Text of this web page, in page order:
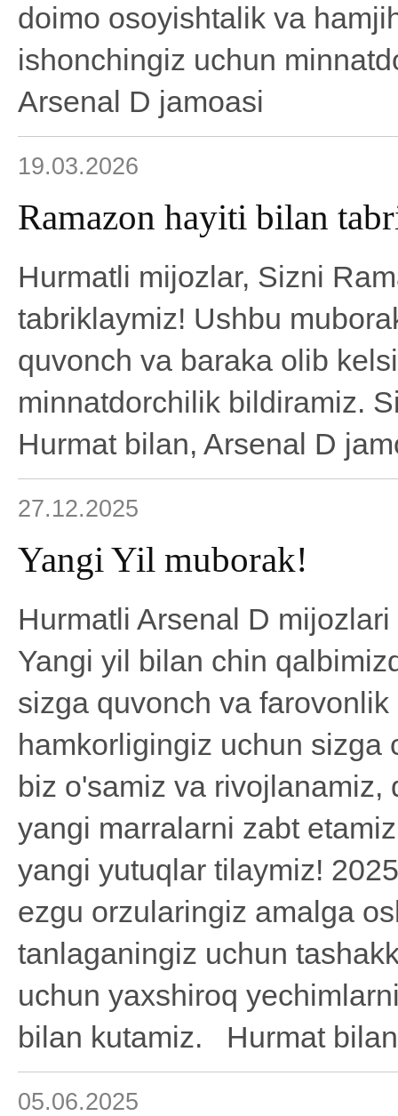
doimo osoyishtalik va
ishonchingiz uchun
Arsenal D jamoasi
19.03.2026
Ramazon hayiti bilan
Hurmatli mijozlar, Sizni
tabriklaymiz! Ushbu
quvonch va baraka olib
minnatdorchilik bildiramiz.
Hurmat bilan, Arsenal D
27.12.2025
Yangi Yil muborak!
Hurmatli Arsenal D
Yangi yil bilan chin
sizga quvonch va
hamkorligingiz uchun sizga
biz o'samiz va
yangi marralarni zabt
yangi yutuqlar tilaymiz!
ezgu orzularingiz amalga
tanlaganingiz uchun
uchun yaxshiroq
bilan kutamiz. Hurmat
05.06.2025